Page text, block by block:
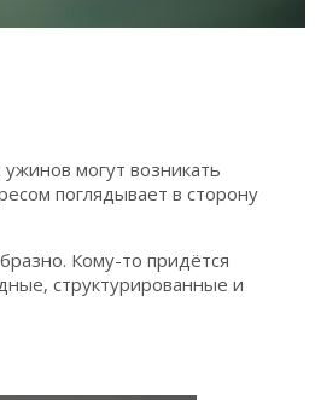
могут возникать
поглядывает в сторону
Кому-то придётся
структурированные и